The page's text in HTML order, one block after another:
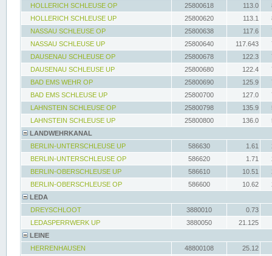
HOLLERICH SCHLEUSE OP
25800618 113.0
HOLLERICH SCHLEUSE UP
25800620 113.1
NASSAU SCHLEUSE OP
25800638 117.6
NASSAU SCHLEUSE UP
25800640 117.643
DAUSENAU SCHLEUSE OP
25800678 122.3
DAUSENAU SCHLEUSE UP
25800680 122.4
BAD EMS WEHR OP
25800690 125.9
BAD EMS SCHLEUSE UP
25800700 127.0
LAHNSTEIN SCHLEUSE OP
25800798 135.9
LAHNSTEIN SCHLEUSE UP
25800800 136.0
LANDWEHRKANAL
BERLIN-UNTERSCHLEUSE UP
586630 1.61
BERLIN-UNTERSCHLEUSE OP
586620 1.71
BERLIN-OBERSCHLEUSE UP
586610 10.51
BERLIN-OBERSCHLEUSE OP
586600 10.62
LEDA
DREYSCHLOOT
3880010
0.73
LEDASPERRWERK UP
3880050
21.125
LEINE
HERRENHAUSEN
48800108
25.12